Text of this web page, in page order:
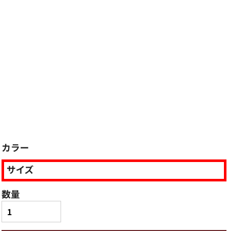
カラー
サイズ
数量